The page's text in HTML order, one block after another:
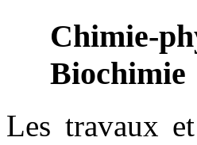
Chimie-
Biochimie
Les travaux